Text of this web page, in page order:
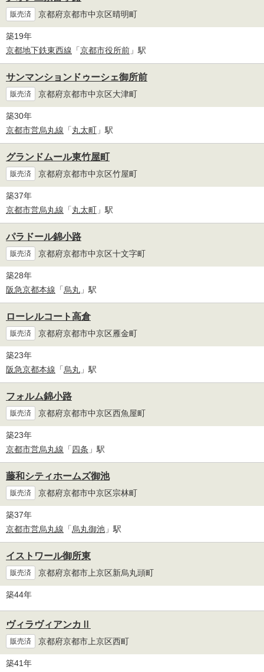
販売済 京都府京都市中京区晴明町
築19年
京都地下鉄東西線 「京都市役所前 」駅
サンマンションドゥーシェ御所前
販売済 京都府京都市中京区大津町
築30年
京都市営烏丸線 「丸太町 」駅
グランドムール東竹屋町
販売済 京都府京都市中京区竹屋町
築37年
京都市営烏丸線 「丸太町 」駅
パラドール錦小路
販売済 京都府京都市中京区十文字町
築28年
阪急京都本線 「烏丸 」駅
ローレルコート高倉
販売済 京都府京都市中京区雁金町
築23年
阪急京都本線 「烏丸 」駅
フォルム錦小路
販売済 京都府京都市中京区西魚屋町
築23年
京都市営烏丸線 「四条 」駅
藤和シティホームズ御池
販売済 京都府京都市中京区宗林町
築37年
京都市営烏丸線 「烏丸御池 」駅
イストワール御所東
販売済 京都府京都市上京区新烏丸頭町
築44年
ヴィラヴィアンカⅡ
販売済 京都府京都市上京区西町
築41年